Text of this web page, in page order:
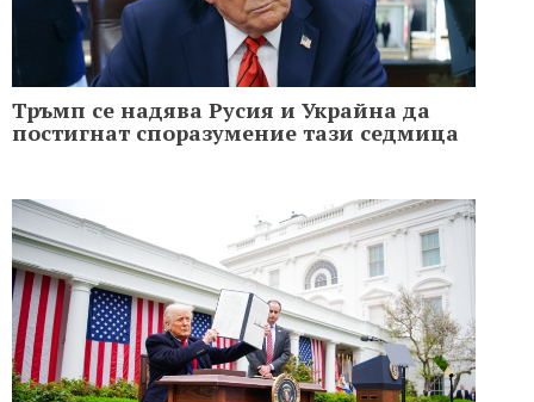
Тръмп се надява Русия и Украйна да
постигнат споразумение тази седмица